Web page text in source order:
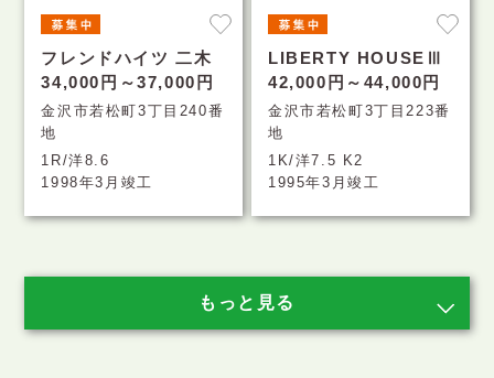
フレンドハイツ 二木
34,000円～37,000円
金沢市若松町3丁目240番
地
1R/洋8.6
1998年3月竣工
LIBERTY HOUSEⅢ
42,000円～44,000円
金沢市若松町3丁目223番
地
1K/洋7.5 K2
1995年3月竣工